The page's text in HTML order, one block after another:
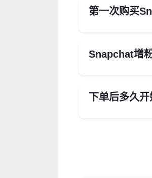
第一次购买
Snapchat增
下单后多久开